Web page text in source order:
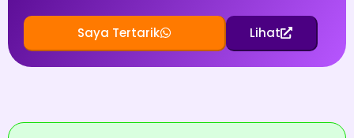
Saya Tertarik Lihat